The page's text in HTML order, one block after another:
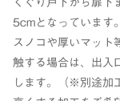
5cmとなっています。
スノコや厚いマット
触する場合は、出入
します。
（ ※ 別途加